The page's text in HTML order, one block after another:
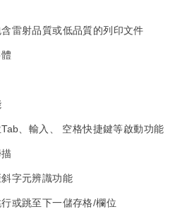
雷射品質或低品質的列印文件
、輸入、 空格快捷鍵等啟動功能
字元辨識功能
或跳至下一儲存格/欄位